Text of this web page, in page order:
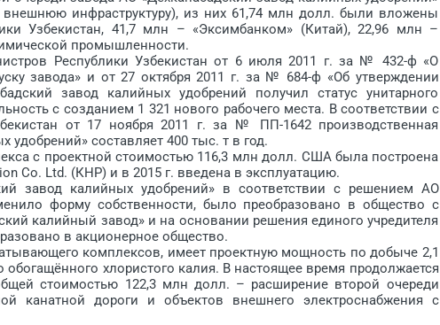
инфраструктуру), из них 61,74 млн долл. были вложены
Узбекистан, 41,7 млн – «Эксимбанком» (Китай), 22,96 млн –
промышленности.
Республики Узбекистан от 6 июля 2011 г. за № 432-ф «О
завода» и от 27 октяб­ря 2011 г. за № 684-ф «Об утверждении
завод калийных удобрений получил статус унитарного
с созданием 1 321 нового рабочего места. В соответствии с
от 17 ноября 2011 г. за № ПП-1642 производственная
составляет 400 тыс. т в год.
с проектной стоимостью 116,3 млн долл. США была построена
Co. Ltd. (КНР) и в 2015 г. введена в эксплуатацию.
завод калийных удобрений» в соответствии с решением АО
форму собственности, было преобразовано в общество с
калийный завод» и на основании решения единого учредителя
в акционерное общество.
комплексов, имеет проектную мощность по добыче 2,1
хлористого калия. В настоящее время продолжается
стоимостью 122,3 млн долл. – расширение второй очереди
канатной дороги и объектов внешнего элект­роснабжения с